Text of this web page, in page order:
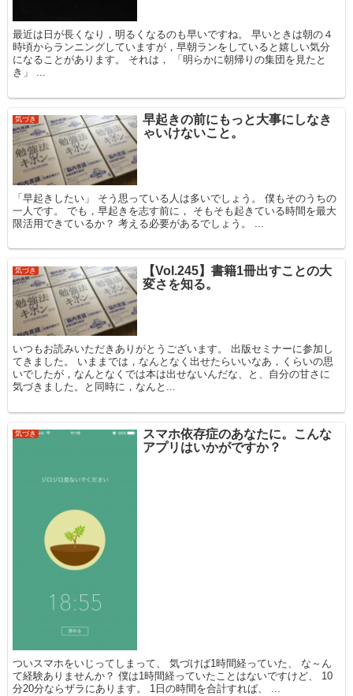
最近は日が長くなり，明るくなるのも早いですね。 早いときは朝の４
時頃からランニングしていますが，早朝ランをしていると嬉しい気分
になることがあります。 それは， 「明らかに朝帰りの集団を見たと
き」 ...
気づき
早起きの前にもっと大事にしなき
ゃいけないこと。
「早起きしたい」 そう思っている人は多いでしょう。 僕もそのうちの
一人です。 でも，早起きを志す前に， そもそも起きている時間を最大
限活用できているか？ 考える必要があるでしょう。 ...
気づき
【Vol.245】書籍1冊出すことの大
変さを知る。
いつもお読みいただきありがとうございます。 出版セミナーに参加し
てきました。 いままでは，なんとなく出せたらいいなあ，くらいの思
いでしたが，なんとなくでは本は出せないんだな、と、自分の甘さに
気づきました。と同時に，なんと...
気づき
スマホ依存症のあなたに。こんな
アプリはいかがですか？
ついスマホをいじってしまって、 気づけば1時間経っていた、 な～ん
て経験ありませんか？ 僕は1時間経っていたことはないですけど、 10
分20分ならザラにあります。 1日の時間を合計すれば、 ...